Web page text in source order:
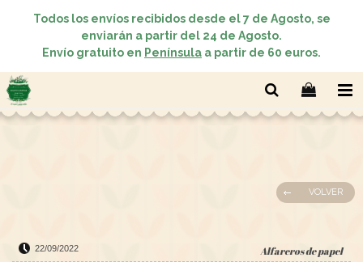
Todos los envíos recibidos desde el 7 de Agosto, se
enviarán a partir del 24 de Agosto.
Envío gratuito en Península a partir de 60 euros.
VOLVER
22/09/2022 Alfareros de papel